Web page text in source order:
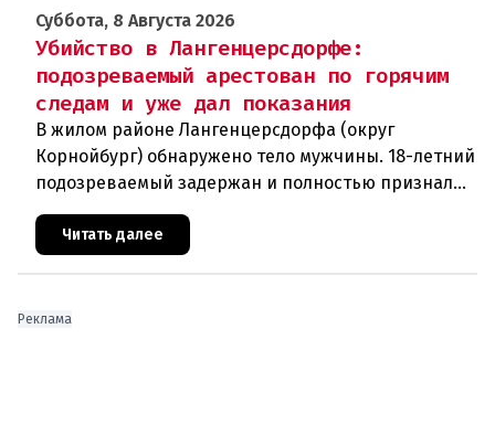
Суббота, 8 Августа 2026
Убийство в Лангенцерсдорфе:
подозреваемый арестован по горячим
следам и уже дал показания
В жилом районе Лангенцерсдорфа (округ
Корнойбург) обнаружено тело мужчины. 18-летний
подозреваемый задержан и полностью признал
свою вину. По данным следствия, преступление
могло быть совершено на поч
Читать далее
Реклама